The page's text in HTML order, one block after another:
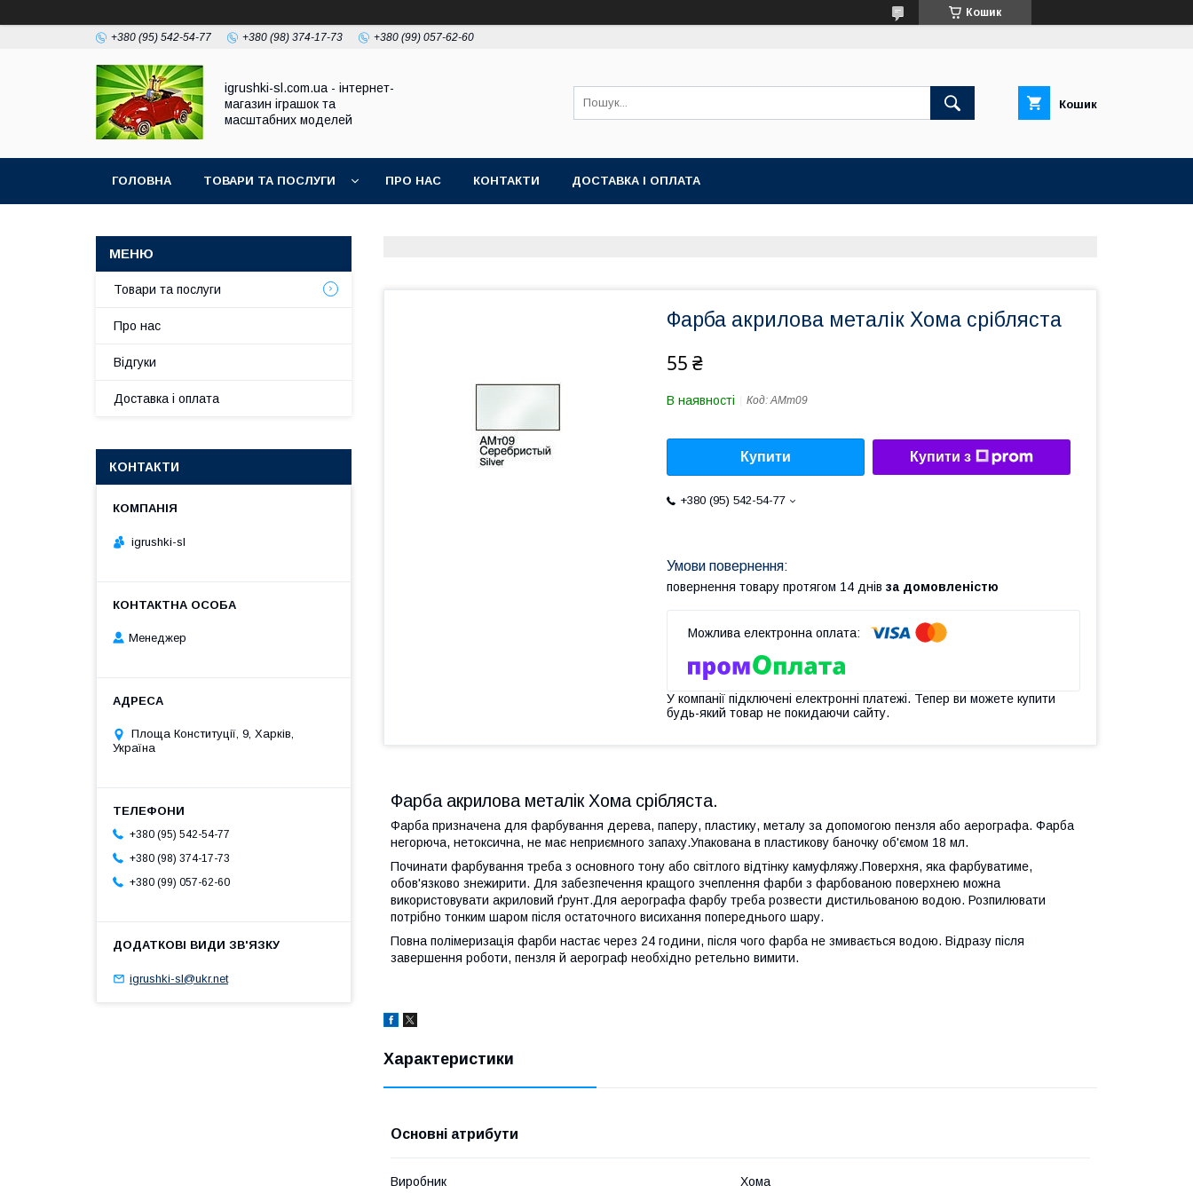
Кошик
+380 (95) 542-54-77 +380 (98) 374-17-73 +380 (99) 057-62-60
igrushki-sl.com.ua - інтернет-
магазин іграшок та
масштабних моделей
Кошик
ГОЛОВНА ТОВАРИ ТА ПОСЛУГИ ПРО НАС КОНТАКТИ ДОСТАВКА І ОПЛАТА
Фарба акрилова металік Хома срібляста
55 ₴
В наявності Код:АМт09
Купити Купити з
+380 (95) 542-54-77
повернення товару протягом 14 днів за домовленістю
У компанії підключені електронні платежі. Тепер ви можете купити
будь-який товар не покидаючи сайту.
Фарба акрилова металік Хома срібляста.
Фарба призначена для фарбування дерева, паперу, пластику, металу за допомогою пензля або аерографа. Фарба
негорюча, нетоксична, не має неприємного запаху.Упакована в пластикову баночку об'ємом 18 мл.
Починати фарбування треба з основного тону або світлого відтінку камуфляжу.Поверхня, яка фарбуватиме,
обов'язково знежирити. Для забезпечення кращого зчеплення фарби з фарбованою поверхнею можна
використовувати акриловий ґрунт.Для аерографа фарбу треба розвести дистильованою водою. Розпилювати
потрібно тонким шаром після остаточного висихання попереднього шару.
Повна полімеризація фарби настає через 24 години, після чого фарба не змивається водою. Відразу після
завершення роботи, пензля й аерограф необхідно ретельно вимити.
Характеристики
Основні атрибути
Виробник Хома
Товари та послуги
Про нас
Відгуки
Доставка і оплата
КОНТАКТИ
igrushki-sl
Менеджер
Площа Конституції, 9, Харків,
Україна
+380 (95) 542-54-77
+380 (98) 374-17-73
+380 (99) 057-62-60
igrushki-sl@ukr.net